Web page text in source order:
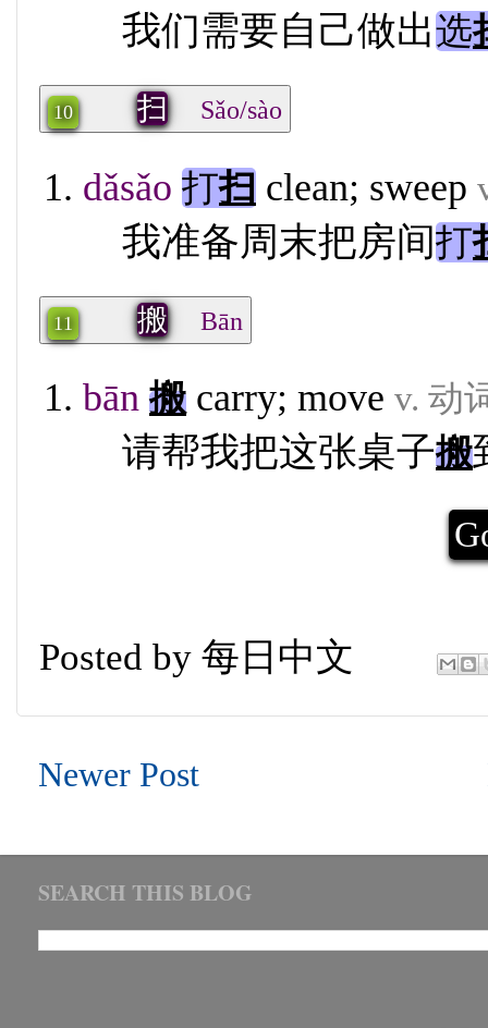
我们需要自己做出选
10 扫 Sǎo/sào
dǎsǎo 打扫 clean; sweep
我准备周末把房间打
11 搬 Bān
bān 搬 carry; move v. 动
请帮我把这张桌子搬
Posted by 每日中文
Newer Post
SEARCH THIS BLOG